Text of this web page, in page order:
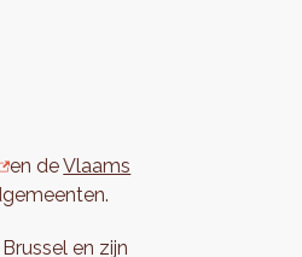
en deVlaams
en zijn